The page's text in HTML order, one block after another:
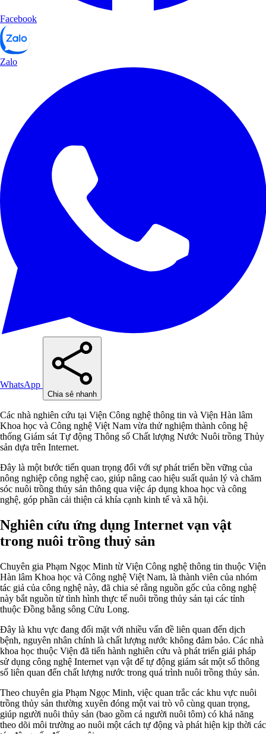
Facebook
Zalo
WhatsApp
Chia sẻ nhanh
Các nhà nghiên cứu tại Viện Công nghệ thông tin và Viện Hàn lâm
Khoa học và Công nghệ Việt Nam vừa thử nghiệm thành công hệ
thống Giám sát Tự động Thông số Chất lượng Nước Nuôi trồng Thủy
sản dựa trên Internet.
Đây là một bước tiến quan trọng đối với sự phát triển bền vững của
nông nghiệp công nghệ cao, giúp nâng cao hiệu suất quản lý và chăm
sóc nuôi trồng thủy sản thông qua việc áp dụng khoa học và công
nghệ, góp phần cải thiện cả khía cạnh kinh tế và xã hội.
Nghiên cứu ứng dụng Internet vạn vật
trong nuôi trồng thuỷ sản
Chuyên gia Phạm Ngọc Minh từ Viện Công nghệ thông tin thuộc Viện
Hàn lâm Khoa học và Công nghệ Việt Nam, là thành viên của nhóm
tác giả của công nghệ này, đã chia sẻ rằng nguồn gốc của công nghệ
này bắt nguồn từ tình hình thực tế nuôi trồng thủy sản tại các tỉnh
thuộc Đồng bằng sông Cửu Long.
Đây là khu vực đang đối mặt với nhiều vấn đề liên quan đến dịch
bệnh, nguyên nhân chính là chất lượng nước không đảm bảo. Các nhà
khoa học thuộc Viện đã tiến hành nghiên cứu và phát triển giải pháp
sử dụng công nghệ Internet vạn vật để tự động giám sát một số thông
số liên quan đến chất lượng nước trong quá trình nuôi trồng thủy sản.
Theo chuyên gia Phạm Ngọc Minh, việc quan trắc các khu vực nuôi
trồng thủy sản thường xuyên đóng một vai trò vô cùng quan trọng,
giúp người nuôi thủy sản (bao gồm cả người nuôi tôm) có khả năng
theo dõi môi trường ao nuôi một cách tự động và phát hiện kịp thời các